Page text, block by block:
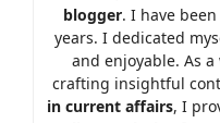
blogger. I have
years. I dedicated
and enjoyable. As
crafting insightful
in current affairs, I